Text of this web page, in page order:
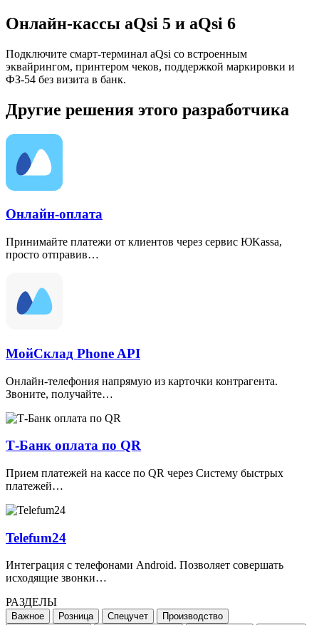
Онлайн-кассы aQsi 5 и aQsi 6
Подключите смарт-терминал aQsi со встроенным
эквайрингом, принтером чеков, поддержкой маркировки и
ФЗ-54 без визита в банк.
Другие решения этого разработчика
Онлайн-оплата
Принимайте платежи от клиентов через сервис ЮKassa,
просто отправив…
МойСклад Phone API
Онлайн-телефония напрямую из карточки контрагента.
Звоните, получайте…
Т-Банк оплата по QR
Прием платежей на кассе по QR через Систему быстрых
платежей…
Telefum24
Интеграция с телефонами Android. Позволяет совершать
исходящие звонки…
РАЗДЕЛЫ
Важное Розница Спецучет
Производство